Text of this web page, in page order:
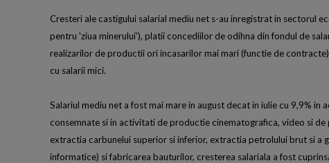
Cresteri ale castigului salarial mediu net s-au inregistrat in sectorul
pentru 'ziua minerului'), platii concediilor de odihna din fondul de
realizarilor de productii ori incasarilor mai mari (functie de
cu salarii mici.
Salariul mediu net a fost mai mare in august decat in iulie cu 9,9%
consemnate si in activitati de productie cinematografica, video si
extractia carbunelui superior si inferior, extractia petrolului brut si a
informatice) si fabricarea bauturilor, cresterea salariala a fost